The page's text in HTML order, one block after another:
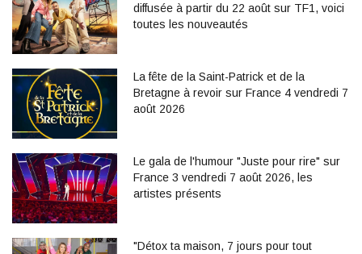
diffusée à partir du 22 août sur TF1, voici
toutes les nouveautés
La fête de la Saint-Patrick et de la
Bretagne à revoir sur France 4 vendredi 7
août 2026
Le gala de l'humour "Juste pour rire" sur
France 3 vendredi 7 août 2026, les
artistes présents
"Détox ta maison, 7 jours pour tout